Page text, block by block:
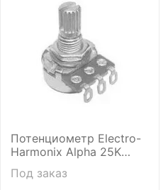
Потенциометр Electro-
Harmonix Alpha 25K
Под заказ